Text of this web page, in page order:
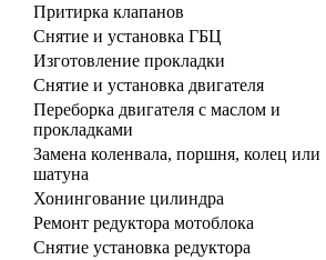
Притирка клапанов
Снятие и установка ГБЦ
Изготовление прокладки
Снятие и установка двигателя
Переборка двигателя с маслом и
прокладками
Замена коленвала, поршня, колец или
шатуна
Хонингование цилиндра
Ремонт редуктора мотоблока
Снятие установка редуктора